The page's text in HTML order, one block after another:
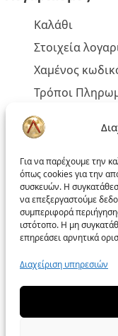
Για να παρέχουμε την
όπως cookies για την
συσκευών. Η
να επεξεργαστούμε
συμπεριφορά
ιστότοπο. Η μη
επηρεάσει αρνητικά
Διαχείριση υπηρεσιών
Καλάθι
Στοιχεία
Χαμένος
Τρόποι
Τρόποι
Έξοδα
Πολιτική
Όροι Χρήσης
Δικαίωμα
Επίλυση
Προσωπικά